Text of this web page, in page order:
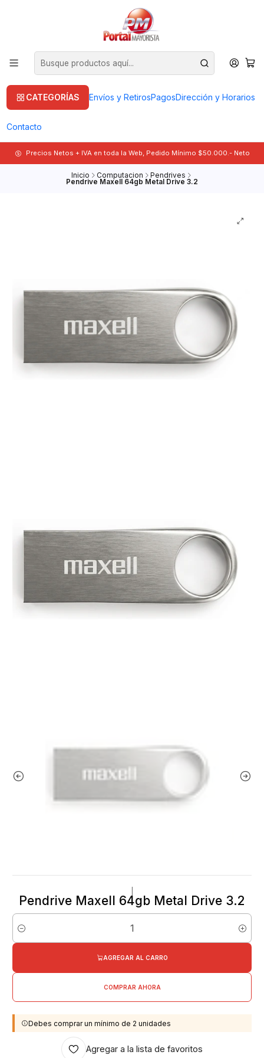
CATEGORÍAS Envíos y RetirosPagosDirección y Horarios
Contacto
Precios Netos + IVA en toda la Web, Pedido Mínimo $50.000.- Neto
Inicio Computacion Pendrives
Pendrive Maxell 64gb Metal Drive 3.2
Pendrive Maxell 64gb Metal Drive 3.2
Cantidad
AGREGAR AL CARRO
COMPRAR AHORA
Debes comprar un mínimo de 2 unidades
Agregar a la lista de favoritos